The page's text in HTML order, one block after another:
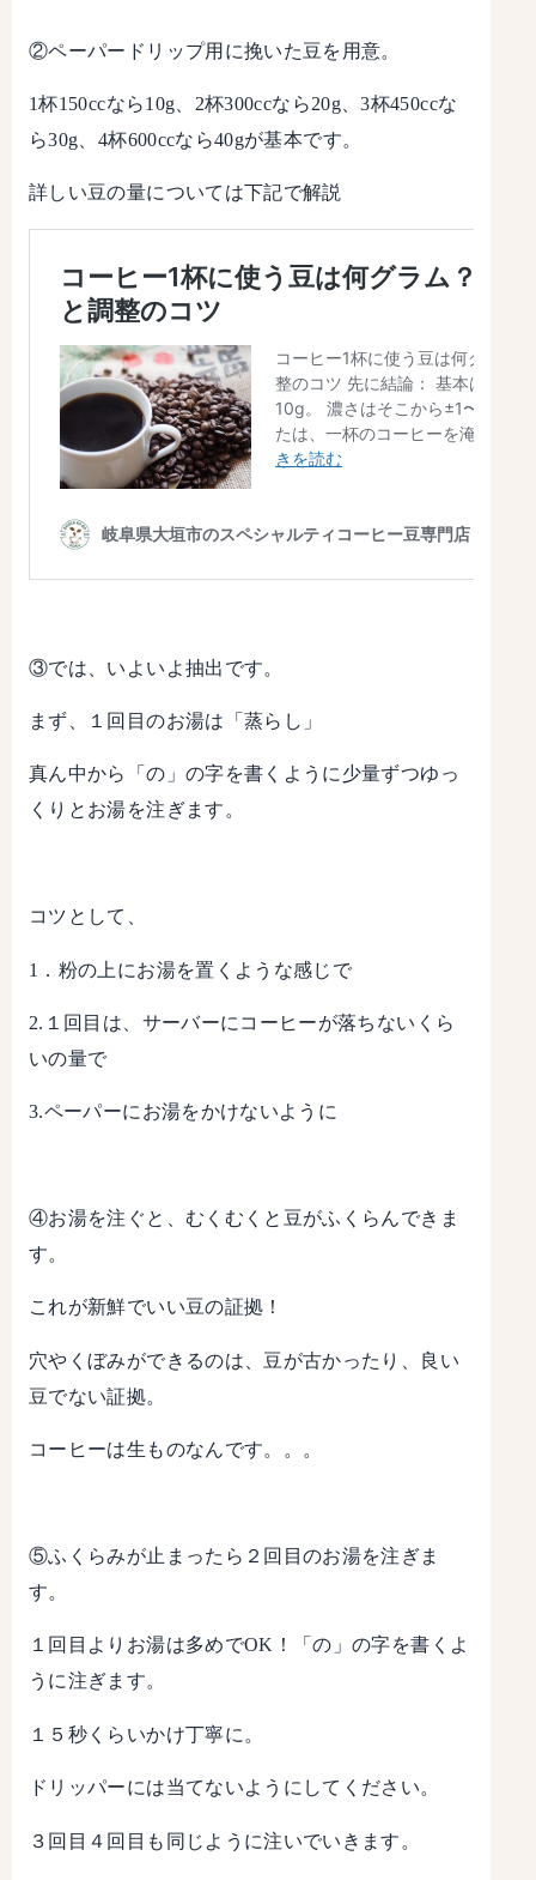
②ペーパードリップ用に挽いた豆を用意。
1杯150ccなら10g、2杯300ccなら20g、3杯450ccな
ら30g、4杯600ccなら40gが基本です。
詳しい豆の量については下記で解説
③では、いよいよ抽出です。
まず、１回目のお湯は「蒸らし」
真ん中から「の」の字を書くように少量ずつゆっ
くりとお湯を注ぎます。
コツとして、
1．粉の上にお湯を置くような感じで
2.１回目は、サーバーにコーヒーが落ちないくら
いの量で
3.ペーパーにお湯をかけないように
④お湯を注ぐと、むくむくと豆がふくらんできま
す。
これが新鮮でいい豆の証拠！
穴やくぼみができるのは、豆が古かったり、良い
豆でない証拠。
コーヒーは生ものなんです。。。
⑤ふくらみが止まったら２回目のお湯を注ぎま
す。
１回目よりお湯は多めでOK！「の」の字を書くよ
うに注ぎます。
１５秒くらいかけ丁寧に。
ドリッパーには当てないようにしてください。
３回目４回目も同じように注いでいきます。